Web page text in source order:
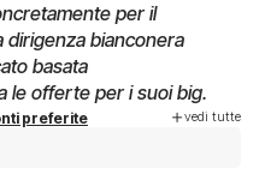
per il
dirigenza bianconera
basata
le offerte per i suoi big.
preferite vedi tutte